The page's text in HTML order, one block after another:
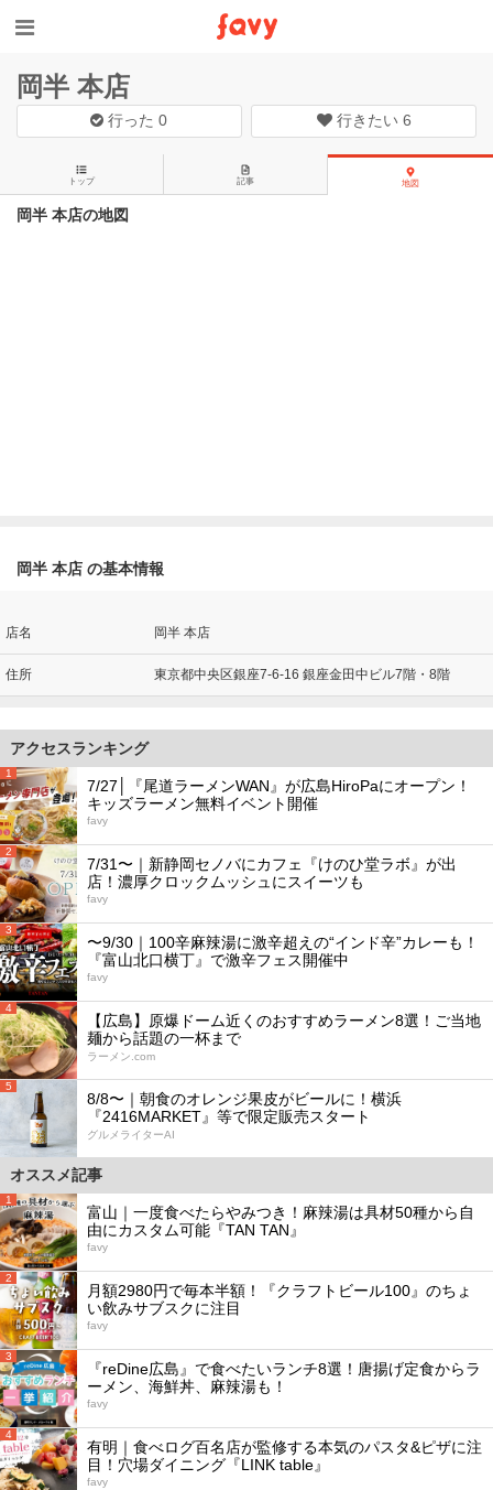
岡半 本店
行った0 行きたい 6
トップ 記事 地図
岡半 本店の地図
岡半 本店 の基本情報
店名 岡半 本店
住所 東京都中央区銀座7-6-16 銀座金田中ビル7階・8階
アクセスランキング
1
7/27│『尾道ラーメンWAN』が広島HiroPaにオープン！
キッズラーメン無料イベント開催
favy
2
7/31〜｜新静岡セノバにカフェ『けのひ堂ラボ』が出
店！濃厚クロックムッシュにスイーツも
favy
3
〜9/30｜100辛麻辣湯に激辛超えの“インド辛”カレーも！
『富山北口横丁』で激辛フェス開催中
favy
4
【広島】原爆ドーム近くのおすすめラーメン8選！ご当地
麺から話題の一杯まで
ラーメン.com
5
8/8〜｜朝食のオレンジ果皮がビールに！横浜
『2416MARKET』等で限定販売スタート
グルメライターAI
オススメ記事
1
富山｜一度食べたらやみつき！麻辣湯は具材50種から自
由にカスタム可能『TAN TAN』
favy
2
月額2980円で毎本半額！『クラフトビール100』のちょ
い飲みサブスクに注目
favy
3
『reDine広島』で食べたいランチ8選！唐揚げ定食からラ
ーメン、海鮮丼、麻辣湯も！
favy
4
有明｜食べログ百名店が監修する本気のパスタ&ピザに注
目！穴場ダイニング『LINK table』
favy